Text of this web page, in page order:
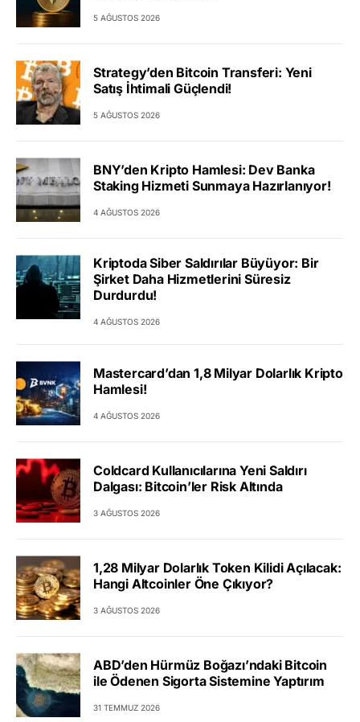
5 AĞUSTOS 2026
Strategy’den Bitcoin Transferi: Yeni
Satış İhtimali Güçlendi!
5 AĞUSTOS 2026
BNY’den Kripto Hamlesi: Dev Banka
Staking Hizmeti Sunmaya Hazırlanıyor!
4 AĞUSTOS 2026
Kriptoda Siber Saldırılar Büyüyor: Bir
Şirket Daha Hizmetlerini Süresiz
Durdurdu!
4 AĞUSTOS 2026
Mastercard’dan 1,8 Milyar Dolarlık Kripto
Hamlesi!
4 AĞUSTOS 2026
Coldcard Kullanıcılarına Yeni Saldırı
Dalgası: Bitcoin’ler Risk Altında
3 AĞUSTOS 2026
1,28 Milyar Dolarlık Token Kilidi Açılacak:
Hangi Altcoinler Öne Çıkıyor?
3 AĞUSTOS 2026
ABD’den Hürmüz Boğazı’ndaki Bitcoin
ile Ödenen Sigorta Sistemine Yaptırım
31 TEMMUZ 2026